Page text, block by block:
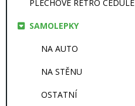
PLECHOVÉ RETRO CEDULE
SAMOLEPKY
NA AUTO
NA STĚNU
OSTATNÍ